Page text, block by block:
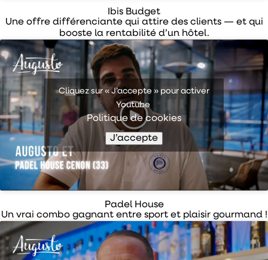
Ibis Budget
Une offre différenciante qui attire des clients — et qui
booste la rentabilité d’un hôtel.
Cliquez sur « J’accepte » pour activer
Youtube
Politique de cookies
J’accepte
Padel House
Un vrai combo gagnant entre sport et plaisir gourmand !